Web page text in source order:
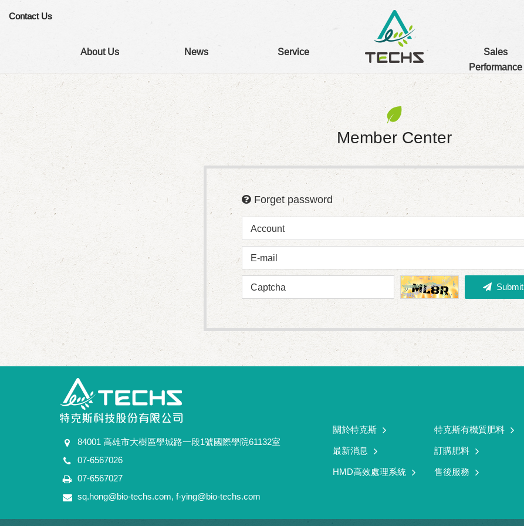
Contact Us
About Us News Service
Sales
Performance
Member Center
Forget password
Account
E-mail
Captcha Submit
84001 高雄市大樹區學城路一段1號國際學院61132室
07-6567026
07-6567027
sq.hong@bio-techs.com, f-ying@bio-techs.com
關於特克斯
最新消息
HMD高效處理系統
特克斯有機質肥料
訂購肥料
售後服務